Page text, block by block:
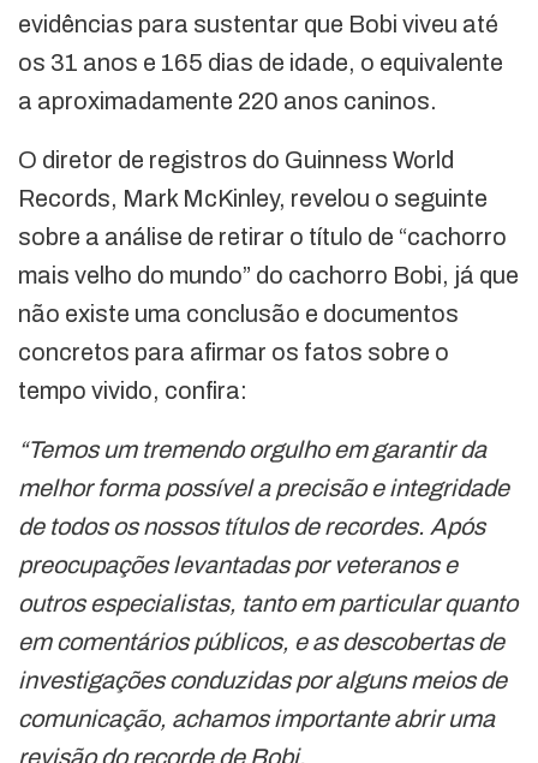
evidências para sustentar que Bobi viveu até
os 31 anos e 165 dias de idade, o equivalente
a aproximadamente 220 anos caninos.
O diretor de registros do Guinness World
Records, Mark McKinley, revelou o seguinte
sobre a análise de retirar o título de “cachorro
mais velho do mundo” do cachorro Bobi, já que
não existe uma conclusão e documentos
concretos para afirmar os fatos sobre o
tempo vivido, confira:
“Temos um tremendo orgulho em garantir da
melhor forma possível a precisão e integridade
de todos os nossos títulos de recordes. Após
preocupações levantadas por veteranos e
outros especialistas, tanto em particular quanto
em comentários públicos, e as descobertas de
investigações conduzidas por alguns meios de
comunicação, achamos importante abrir uma
revisão do recorde de Bobi.